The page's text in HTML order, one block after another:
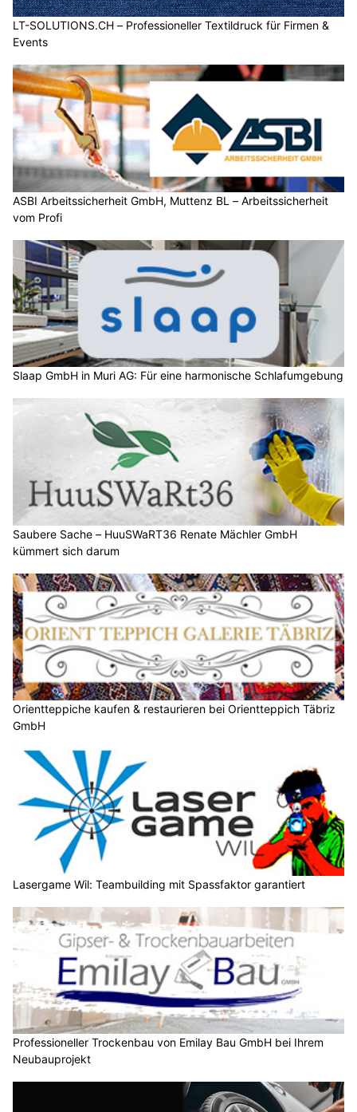
LT-SOLUTIONS.CH – Professioneller Textildruck für Firmen &
Events
ASBI Arbeitssicherheit GmbH, Muttenz BL – Arbeitssicherheit
vom Profi
Slaap GmbH in Muri AG: Für eine harmonische Schlafumgebung
Saubere Sache – HuuSWaRT36 Renate Mächler GmbH
kümmert sich darum
Orientteppiche kaufen & restaurieren bei Orientteppich Täbriz
GmbH
Lasergame Wil: Teambuilding mit Spassfaktor garantiert
Professioneller Trockenbau von Emilay Bau GmbH bei Ihrem
Neubauprojekt